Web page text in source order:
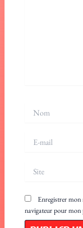
mail
Enregistrer mon
navigateur pour